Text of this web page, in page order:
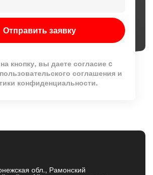
кнопку, вы даете согласие c
пользовательского соглашения и
конфиденциальности.
обл., Рамонский